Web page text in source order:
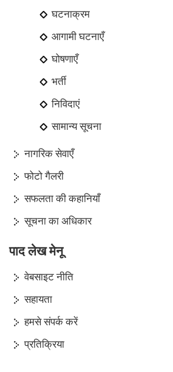
घटनाक्रम
आगामी घटनाएँ
घोषणाएँ
भर्ती
निविदाएं
सामान्य सूचना
नागरिक सेवाएँ
फोटो गैलरी
सफलता की कहानियाँ
सूचना का अधिकार
पाद लेख मेनू
वेबसाइट नीति
सहायता
हमसे संपर्क करें
प्रतिक्रिया